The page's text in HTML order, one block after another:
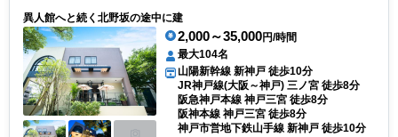
異人館へと続く北野坂の途中に建
2,000～35,000円/時間
最大104名
山陽新幹線 新神戸 徒歩10分
JR神戸線(大阪～神戸) 三ノ宮 徒歩8分
阪急神戸本線 神戸三宮 徒歩8分
阪神本線 神戸三宮 徒歩8分
神戸市営地下鉄山手線 新神戸 徒歩10分